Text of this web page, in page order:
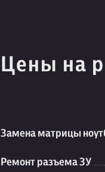
Цены на
Замена матрицы
Ремонт разъема ЗУ